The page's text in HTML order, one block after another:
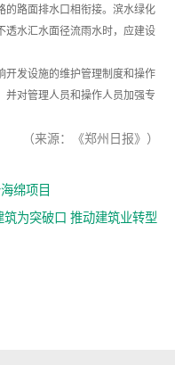
的路面排水口相衔接。滨水绿化
透水汇水面径流雨水时，应建设
发设施的维护管理制度和操作
对管理人员和操作人员加强专
（来源：《郑州日报》）
绵项目
为突破口 推动建筑业转型